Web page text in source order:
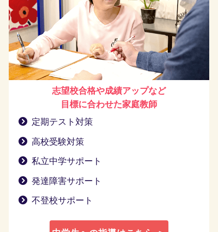
志望校合格や成績アップなど
目標に合わせた家庭教師
定期テスト対策
高校受験対策
私立中学サポート
発達障害サポート
不登校サポート